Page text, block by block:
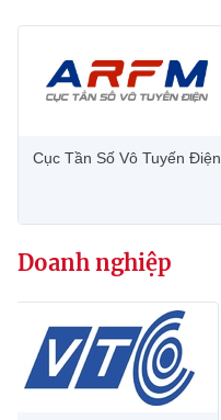
Cục Tần Số Vô Tuyến Điện
Doanh nghiệp